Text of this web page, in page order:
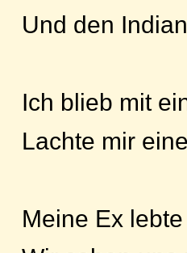
Und den
Ich blieb mit
Lachte mir
Meine Ex